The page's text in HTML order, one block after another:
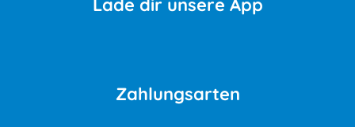
Lade dir unsere App
Zahlungsarten